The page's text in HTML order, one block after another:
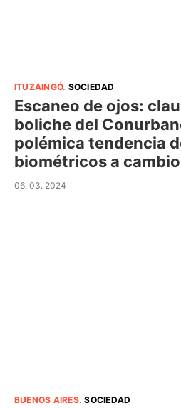
ITUZAINGÓ. SOCIEDAD
Escaneo de ojos:
boliche del
polémica tendencia
biométricos a
06. 03. 2024
BUENOS AIRES.SOCIEDAD